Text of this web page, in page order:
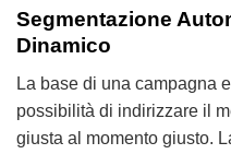
Segmentazione
Dinamico
La base di una campagna
possibilità di indirizzare il
giusta al momento giusto.